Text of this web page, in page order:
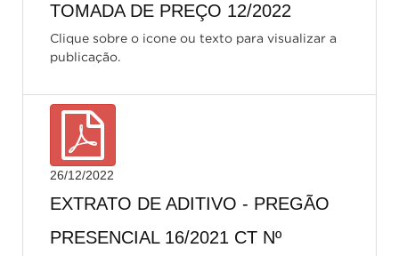
TOMADA DE PREÇO 12/2022
Clique sobre o icone ou texto para visualizar a
publicação.
26/12/2022
EXTRATO DE ADITIVO - PREGÃO
PRESENCIAL 16/2021 CT Nº